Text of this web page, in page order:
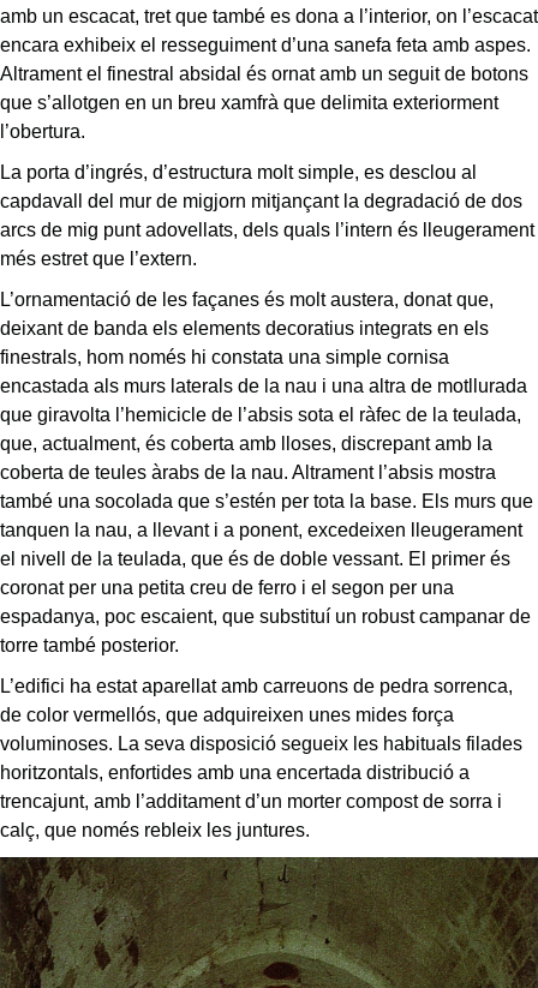
amb un escacat, tret que també es dona a l’interior, on l’escacat
encara exhibeix el resseguiment d’una sanefa feta amb aspes.
Altrament el finestral absidal és ornat amb un seguit de botons
que s’allotgen en un breu xamfrà que delimita exteriorment
l’obertura.
La porta d’ingrés, d’estructura molt simple, es desclou al
capdavall del mur de migjorn mitjançant la degradació de dos
arcs de mig punt adovellats, dels quals l’intern és lleugerament
més estret que l’extern.
L’ornamentació de les façanes és molt austera, donat que,
deixant de banda els elements decoratius integrats en els
finestrals, hom només hi constata una simple cornisa
encastada als murs laterals de la nau i una altra de motllurada
que giravolta l’hemicicle de l’absis sota el ràfec de la teulada,
que, actualment, és coberta amb lloses, discrepant amb la
coberta de teules àrabs de la nau. Altrament l’absis mostra
també una socolada que s’estén per tota la base. Els murs que
tanquen la nau, a llevant i a ponent, excedeixen lleugerament
el nivell de la teulada, que és de doble vessant. El primer és
coronat per una petita creu de ferro i el segon per una
espadanya, poc escaient, que substituí un robust campanar de
torre també posterior.
L’edifici ha estat aparellat amb carreuons de pedra sorrenca,
de color vermellós, que adquireixen unes mides força
voluminoses. La seva disposició segueix les habituals filades
horitzontals, enfortides amb una encertada distribució a
trencajunt, amb l’additament d’un morter compost de sorra i
calç, que només rebleix les juntures.